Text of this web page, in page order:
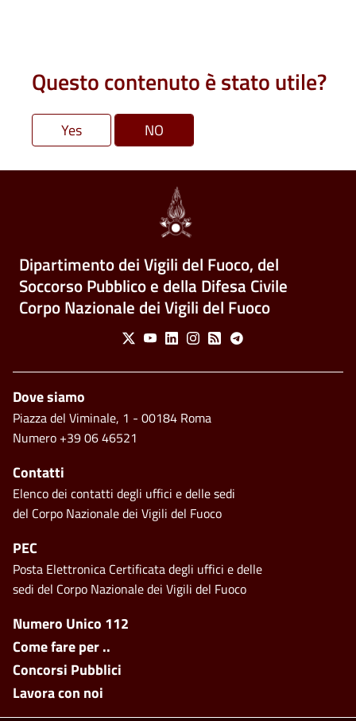
Questo contenuto è stato utile?
Dipartimento dei Vigili del Fuoco, del
Soccorso Pubblico e della Difesa Civile
Corpo Nazionale dei Vigili del Fuoco
Social Menu
X YoutubeLinkedinInstagram
Feed Telegram
Footer side menu
Numero Unico 112
Come fare per ..
Concorsi Pubblici
Lavora con noi
Piè di pagina
Dove siamo
Piazza del Viminale, 1 - 00184 Roma
Numero +39 06 46521
Contatti
Elenco dei contatti degli uffici e delle sedi
del Corpo Nazionale dei Vigili del Fuoco
PEC
Posta Elettronica Certificata degli uffici e delle
sedi del Corpo Nazionale dei Vigili del Fuoco